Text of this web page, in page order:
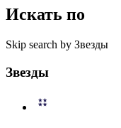
Искать по
Skip search by Звезды
Звезды